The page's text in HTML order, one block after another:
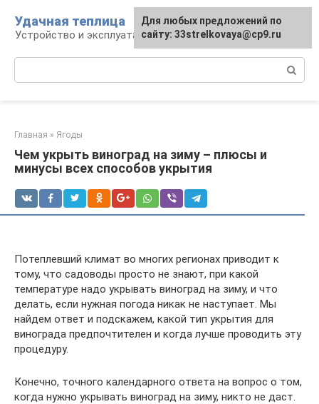
контенту
Удачная теплица
Устройство и эксплуатация теплиц
Главная » Ягоды
Чем укрыть виноград на зиму – плюсы и
минусы всех способов укрытия
Потеплевший климат во многих регионах приводит к
тому, что садоводы просто не знают, при какой
температуре надо укрывать виноград на зиму, и что
делать, если нужная погода никак не наступает. Мы
найдем ответ и подскажем, какой тип укрытия для
винограда предпочтителен и когда лучше проводить эту
процедуру.
Конечно, точного календарного ответа на вопрос о том,
когда нужно укрывать виноград на зиму, никто не даст.
Для любых предложений по
сайту: 33strelkovaya@cp9.ru